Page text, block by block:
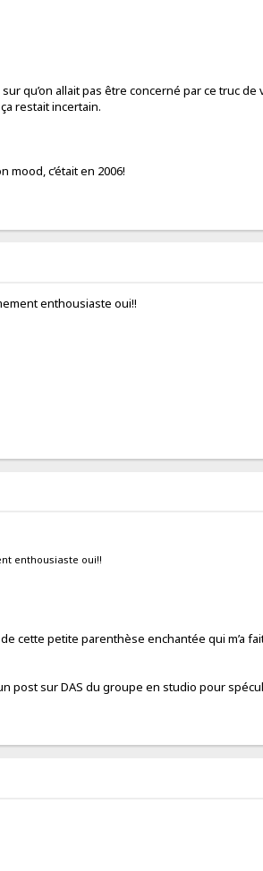
qu’on allait pas être concerné par ce truc
restait incertain.
c’était en 2006!
enthousiaste oui!!
enthousiaste oui!!
cette petite parenthèse enchantée qui m’a
post sur DAS du groupe en studio pour